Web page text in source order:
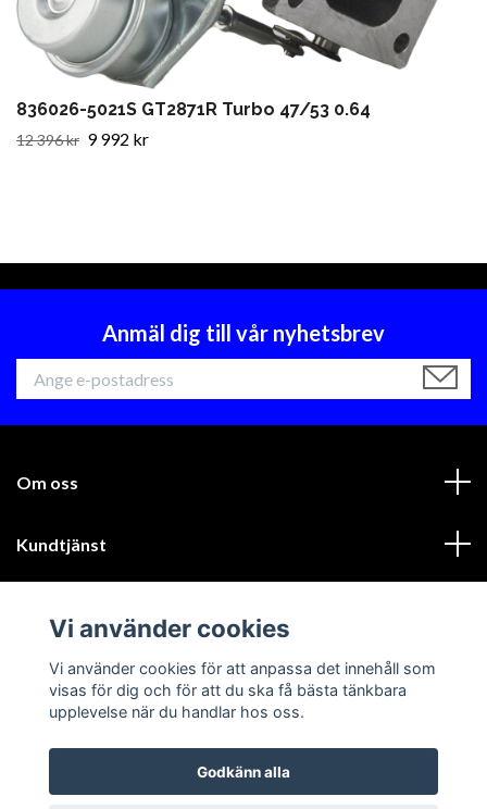
836026-5021S GT2871R Turbo 47/53 0.64
12 396 kr 9 992 kr
Anmäl dig till vår nyhetsbrev
Om oss
Kundtjänst
Sociala medier
Vi använder cookies
Vi använder cookies för att anpassa det innehåll som
visas för dig och för att du ska få bästa tänkbara
upplevelse när du handlar hos oss.
Godkänn alla